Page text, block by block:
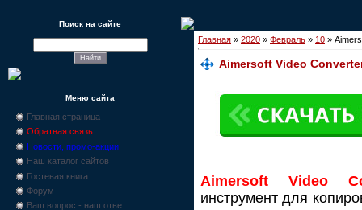
Поиск на сайте
Меню сайта
Главная страница
Обратная связь
Новости, промо-акции
Наш каталог сайтов
Гостевая книга
Форум
Ваш вопрос - наш ответ
Главная » 2020 » Февраль » 10 »
Aimersoft Video
Aimersoft Video
инструмент для